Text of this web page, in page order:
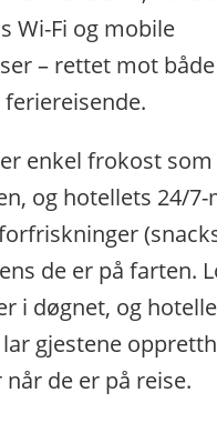
Wi-Fi og mobile
– rettet mot både
enkel frokost
og hotellets 24/7-
de er på farten.
i døgnet, og
gjestene
de er på reise.